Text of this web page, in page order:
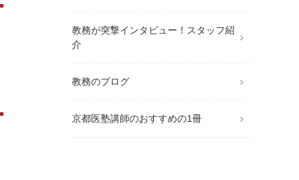
教務が突撃インタビュー！スタッフ紹
介
教務のブログ
京都医塾講師のおすすめの1冊